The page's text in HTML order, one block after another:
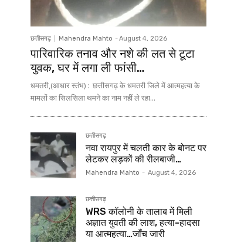
छत्तीसगढ़ Mahendra Mahto - August 4, 2026
पारिवारिक तनाव और नशे की लत से टूटा
युवक, घर में लगा ली फांसी…
धमतरी,(आधार स्तंभ) : छत्तीसगढ़ के धमतरी जिले में आत्महत्या के
मामलों का सिलसिला थमने का नाम नहीं ले रहा...
छत्तीसगढ़
नवा रायपुर में चलती कार के बोनट पर
लेटकर लड़कों की रीलबाजी…
Mahendra Mahto - August 4, 2026
छत्तीसगढ़
WRS कॉलोनी के तालाब में मिली
अज्ञात युवती की लाश, हत्या-हादसा
या आत्महत्या…जाँच जारी